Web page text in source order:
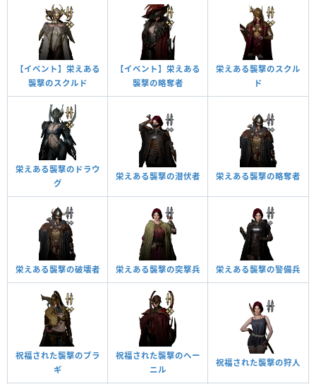
【イベント】栄えある
襲撃のスクルド
【イベント】栄えある
襲撃の略奪者
栄えある襲撃のスクル
ド
栄えある襲撃のドラウ
グ
栄えある襲撃の潜伏者 栄えある襲撃の略奪者
栄えある襲撃の破壊者 栄えある襲撃の突撃兵 栄えある襲撃の警備兵
祝福された襲撃のブラ
ギ
祝福された襲撃のヘー
ニル
祝福された襲撃の狩人